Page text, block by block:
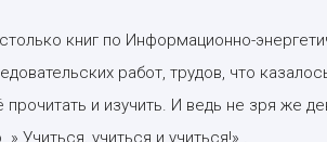
книг по Информационно-
работ, трудов, что
и изучить. И ведь не зря же
Учиться, учиться и учиться!» .